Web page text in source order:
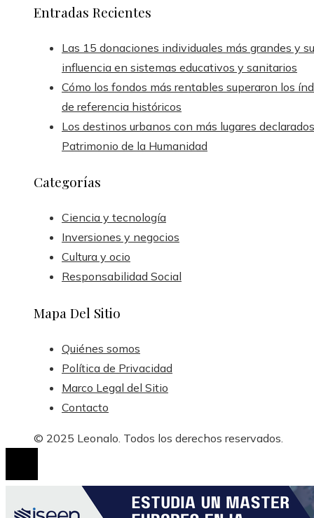
Entradas Recientes
Las 15 donaciones individuales más grandes y su
influencia en sistemas educativos y sanitarios
Cómo los fondos más rentables superaron los
de referencia históricos
Los destinos urbanos con más lugares declarados
Patrimonio de la Humanidad
Categorías
Ciencia y tecnología
Inversiones y negocios
Cultura y ocio
Responsabilidad Social
Mapa Del Sitio
Quiénes somos
Política de Privacidad
Marco Legal del Sitio
Contacto
© 2025 Leonalo. Todos los derechos reservados.